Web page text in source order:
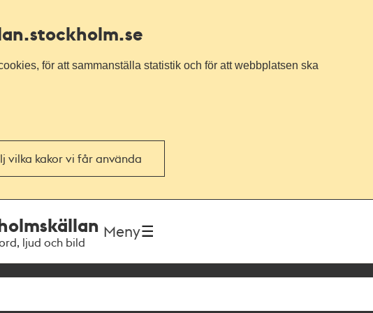
.stockholm.se
för att sammanställa statistik och för att webbplatsen ska
vilka kakor vi får använda
ljud och bild
Meny